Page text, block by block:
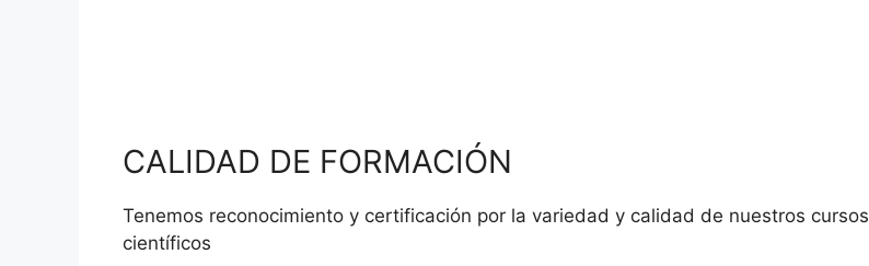
CALIDAD DE FORMACIÓN
Tenemos reconocimiento y certificación por la variedad y calidad de nuestros cursos
científicos